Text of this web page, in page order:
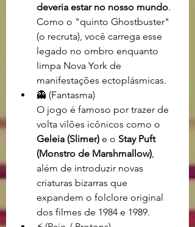
deveria estar no nosso mundo.
Como o "quinto Ghostbuster"
(o recruta), você carrega esse
legado no ombro enquanto
limpa Nova York de
manifestações ectoplásmicas.
👻 (Fantasma)
O jogo é famoso por trazer de
volta vilões icônicos como o
Geleia (Slimer) e o Stay Puft
(Monstro de Marshmallow)
além de introduzir novas
criaturas bizarras que
expandem o folclore original
dos filmes de 1984 e 1989.